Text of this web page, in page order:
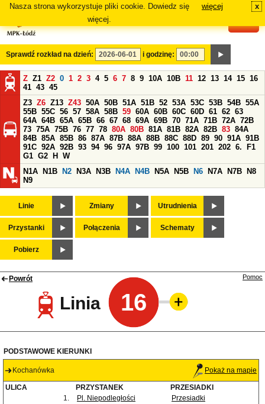
Nasza strona wykorzystuje pliki cookie. Dowiedz się
więcej.
więcej x
Sprawdź rozkład na dzień: i godzinę:
Z Z1 Z2 0 1 2 3 4 5 6 7 8 9 10A 10B 11 12 13 14 15 16
41 43 45
Z3 Z6 Z13 Z43 50A 50B 51A 51B 52 53A 53C 53B 54B 55A
55B 55C 56 57 58A 58B 59 60A 60B 60C 60D 61 62 63
64A 64B 65A 65B 66 67 68 69A 69B 70 71A 71B 72A 72B
73 75A 75B 76 77 78 80A 80B 81A 81B 82A 82B 83 84A
84B 85A 85B 86 87A 87B 88A 88B 88C 88D 89 90 91A 91B
91C 92A 92B 93 94 96 97A 97B 99 100 101 201 202 6.
F1
G1 G2 H
W
N1A
N1B N2 N3A N3B N4A N4B N5A N5B N6 N7A N7B
N8
N9
Linie Zmiany Utrudnienia
Przystanki Połączenia Schematy
Pobierz
Powrót
Linia 16
Pomoc
PODSTAWOWE KIERUNKI
Kochanówka Pokaż na mapie
ULICA PRZYSTANEK
PRZESIADKI
1.
Pl. Niepodległości
Przesiadki